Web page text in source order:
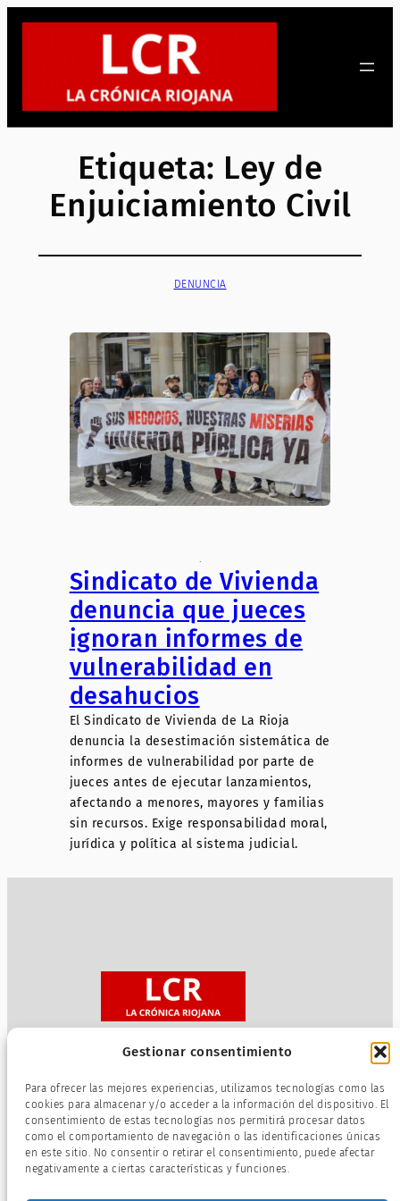
Gestionar consentimiento
Para ofrecer las mejores experiencias, utilizamos tecnologías como las
cookies para almacenar y/o acceder a la información del dispositivo. El
consentimiento de estas tecnologías nos permitirá procesar datos
como el comportamiento de navegación o las identificaciones únicas
en este sitio. No consentir o retirar el consentimiento, puede afectar
negativamente a ciertas características y funciones.
Saltar
Etiqueta: Ley de
Enjuiciamiento Civil
DENUNCIA
.
Sindicato de Vivienda
denuncia que jueces
ignoran informes de
vulnerabilidad en
desahucios
El Sindicato de Vivienda de La Rioja
denuncia la desestimación sistemática de
informes de vulnerabilidad por parte de
jueces antes de ejecutar lanzamientos,
afectando a menores, mayores y familias
sin recursos. Exige responsabilidad moral,
jurídica y política al sistema judicial.
Política de privacidad
Términos de servicio
Política de cookies